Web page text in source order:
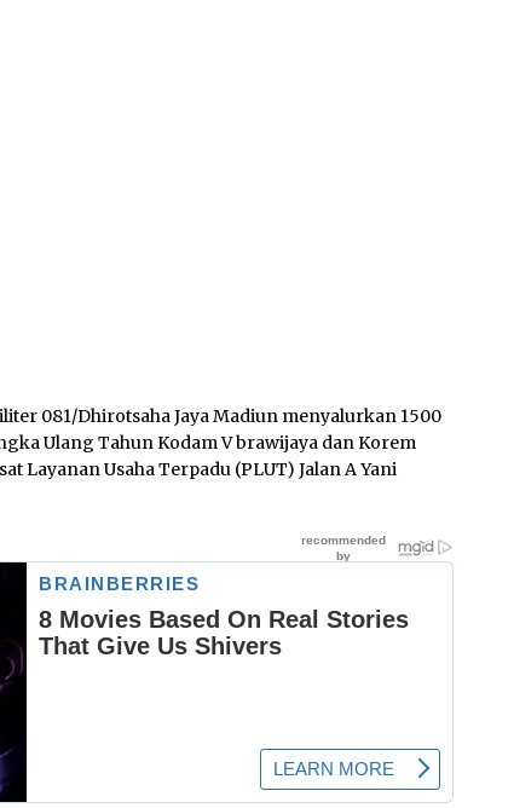
081/Dhirotsaha Jaya Madiun menyalurkan 1500
Ulang Tahun Kodam V brawijaya dan Korem
Layanan Usaha Terpadu (PLUT) Jalan A Yani